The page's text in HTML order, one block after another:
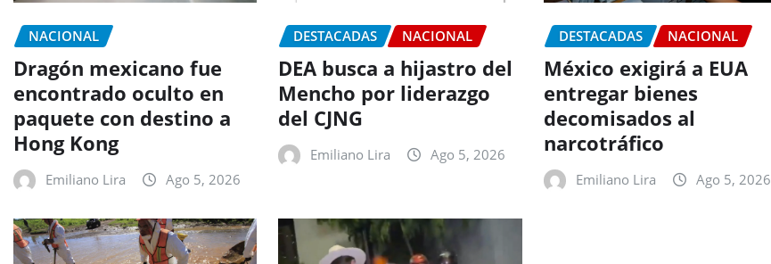
NACIONAL
Dragón mexicano fue
encontrado oculto en
paquete con destino a
Hong Kong
Emiliano Lira Ago 5, 2026
DESTACADAS NACIONAL
DEA busca a hijastro del
Mencho por liderazgo
del CJNG
Emiliano Lira Ago 5, 2026
DESTACADAS NACIONAL
México exigirá a EUA
entregar bienes
decomisados al
narcotráfico
Emiliano Lira Ago 5, 2026